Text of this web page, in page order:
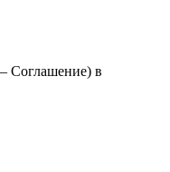
Соглашение) в